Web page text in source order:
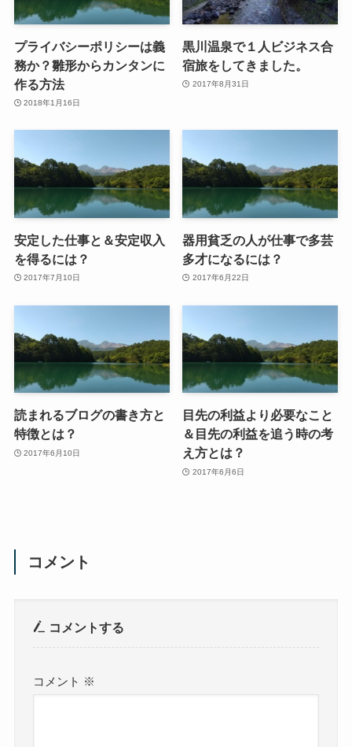
プライバシーポリシーは義
務か？雛形からカンタンに
作る方法
2018年1月16日
黒川温泉で１人ビジネス合
宿旅をしてきました。
2017年8月31日
安定した仕事と＆安定収入
を得るには？
2017年7月10日
器用貧乏の人が仕事で多芸
多才になるには？
2017年6月22日
読まれるブログの書き方と
特徴とは？
2017年6月10日
目先の利益より必要なこと
＆目先の利益を追う時の考
え方とは？
2017年6月6日
コメント
コメントする
コメント ※